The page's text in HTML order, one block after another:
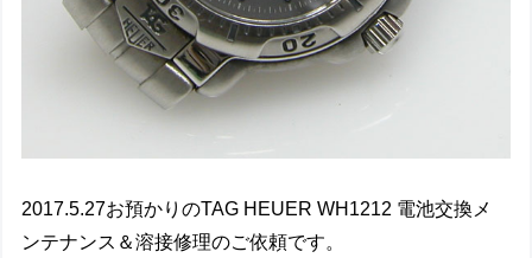
2017.5.27お預かりのTAG HEUER WH1212 電池交換メ
ンテナンス＆溶接修理のご依頼です。